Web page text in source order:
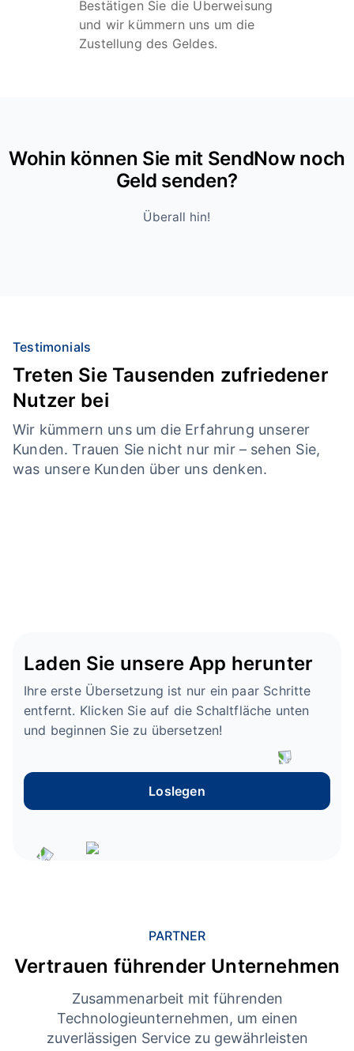
Bestätigen Sie die Überweisung
und wir kümmern uns um die
Zustellung des Geldes.
Wohin können Sie mit SendNow noch
Geld senden?
Überall hin!
Testimonials
Treten Sie Tausenden zufriedener
Nutzer bei
Wir kümmern uns um die Erfahrung unserer
Kunden. Trauen Sie nicht nur mir – sehen Sie,
was unsere Kunden über uns denken.
Laden Sie unsere App herunter
Ihre erste Übersetzung ist nur ein paar Schritte
entfernt. Klicken Sie auf die Schaltfläche unten
und beginnen Sie zu übersetzen!
Loslegen
PARTNER
Vertrauen führender Unternehmen
Zusammenarbeit mit führenden
Technologieunternehmen, um einen
zuverlässigen Service zu gewährleisten